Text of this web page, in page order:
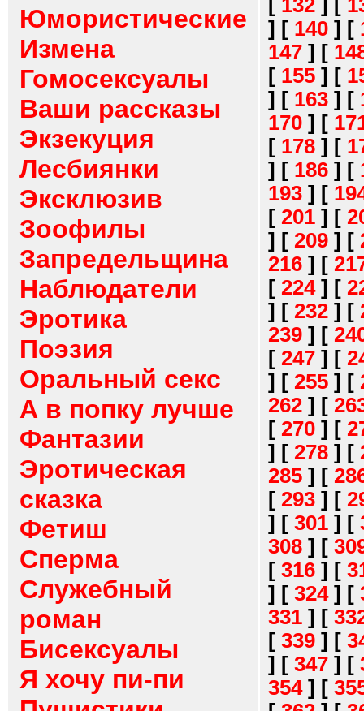
Юмористические
Измена
Гомосексуалы
Ваши рассказы
Экзекуция
Лесбиянки
Эксклюзив
Зоофилы
Запредельщина
Наблюдатели
Эротика
Поэзия
Оральный секс
А в попку лучше
Фантазии
Эротическая
сказка
Фетиш
Сперма
Служебный
роман
Бисексуалы
Я хочу пи-пи
[ 132 ] [
] [ 140 ] [
147 ] [
[ 155 ] [
] [ 163 ] [
170 ] [
[ 178 ] [
] [ 186 ] [
193 ] [
[ 201 ] [
] [ 209 ] [
216 ] [
[ 224] [
] [ 232 ] [
239 ] [
[ 247 ] [
] [ 255 ] [
262 ] [
[ 270 ] [
] [ 278 ] [
285 ] [
[ 293 ] [
] [ 301 ] [
308 ] [
[ 316 ] [
] [ 324] [
331 ] [
[ 339 ] [
] [ 347 ] [
354] [